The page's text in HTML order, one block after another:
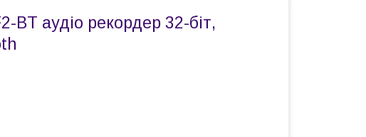
BT аудіо рекордер 32-біт,